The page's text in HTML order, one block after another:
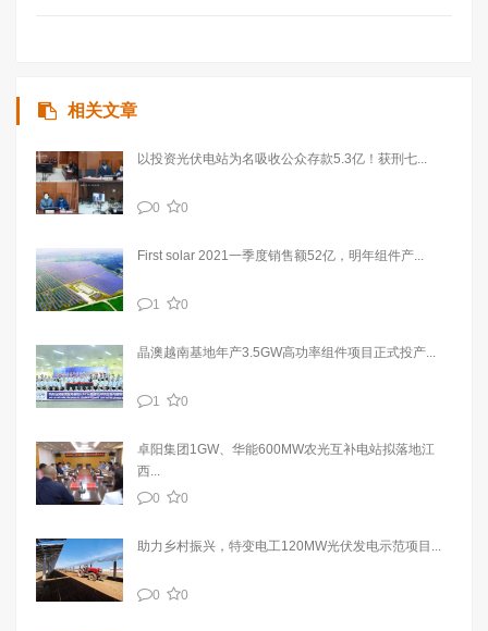
相关文章
以投资光伏电站为名吸收公众存款5.3亿！获刑七...
0 0
First solar 2021一季度销售额52亿，明年组件产...
1 0
晶澳越南基地年产3.5GW高功率组件项目正式投产...
1 0
卓阳集团1GW、华能600MW农光互补电站拟落地江
西...
0
0
助力乡村振兴，特变电工120MW光伏发电示范项目...
0 0